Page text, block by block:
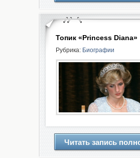
Топик «Princess Diana»
Рубрика: Биографии
Читать запись